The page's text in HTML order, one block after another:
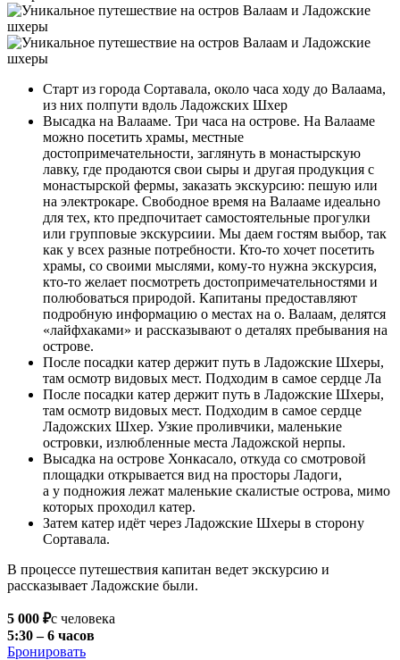
Старт из города Сортавала, около часа ходу до Валаама,
из них полпути вдоль Ладожских Шхер
Высадка на Валааме. Три часа на острове. На Валааме
можно посетить храмы, местные
достопримечательности, заглянуть в монастырскую
лавку, где продаются свои сыры и другая продукция с
монастырской фермы, заказать экскурсию: пешую или
на электрокаре. Свободное время на Валааме идеально
для тех, кто предпочитает самостоятельные прогулки
или групповые экскурсиии. Мы даем гостям выбор, так
как у всех разные потребности. Кто-то хочет посетить
храмы, со своими мыслями, кому-то нужна экскурсия,
кто-то желает посмотреть достопримечательностями и
полюбоваться природой. Капитаны предоставляют
подробную информацию о местах на о. Валаам, делятся
«лайфхаками» и рассказывают о деталях пребывания на
острове.
После посадки катер держит путь в Ладожские Шхеры,
там осмотр видовых мест. Подходим в самое сердце Ла
После посадки катер держит путь в Ладожские Шхеры,
там осмотр видовых мест. Подходим в самое сердце
Ладожских Шхер. Узкие проливчики, маленькие
островки, излюбленные места Ладожской нерпы.
Высадка на острове Хонкасало, откуда со смотровой
площадки открывается вид на просторы Ладоги,
а у подножия лежат маленькие скалистые острова, мимо
которых проходил катер.
Затем катер идёт через Ладожские Шхеры в сторону
Сортавала.
В процессе путешествия капитан ведет экскурсию и
рассказывает Ладожские были.
5 000 ₽с человека
5:30 – 6 часов
Бронировать